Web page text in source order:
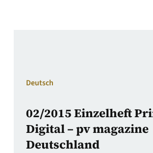
Deutsch
02/2015 Einzelheft
Digital – pv magazine
Deutschland